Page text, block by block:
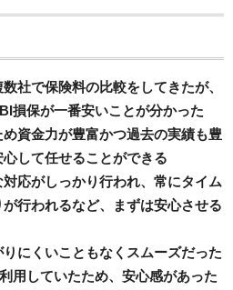
社で保険料の比較をしてきたが、
損保が一番安いことが分かった
資金力が豊富かつ過去の実績も豊
して任せることができる
応がしっかり行われ、常にタイム
行われるなど、まずは安心させる
にくいこともなくスムーズだった
用していたため、安心感があった